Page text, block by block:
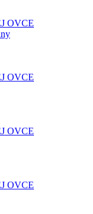
OVCE
OVCE
OVCE
OVCE